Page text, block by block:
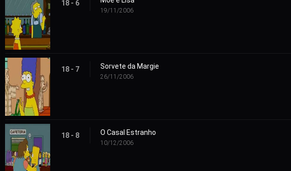
18 - 6
19/11/2006
18 - 7 Sorvete da Margie
26/11/2006
18 - 8 O Casal Estranho
10/12/2006